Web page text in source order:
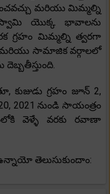
మరియు మిమ్మల్ని
యొక్క భావాలను
గ్రహం మిమ్మల్ని త్వరగా
మరియు సామాజిక వర్గాలలో
కుజుడు గ్రహం జూన్ 2,
2021 నుండి సాయంత్రం
వెళ్ళే వరకు రవాణా
తెలుసుకుందాం: